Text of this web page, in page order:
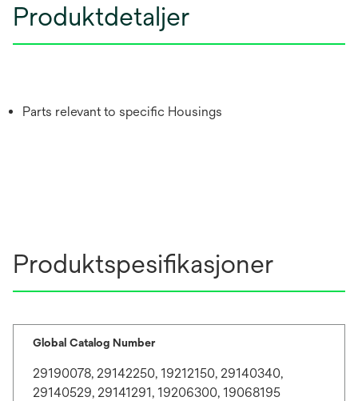
Produktdetaljer
Parts relevant to specific Housings
Produktspesifikasjoner
Global Catalog Number
29190078, 29142250, 19212150, 29140340,
29140529, 29141291, 19206300, 19068195